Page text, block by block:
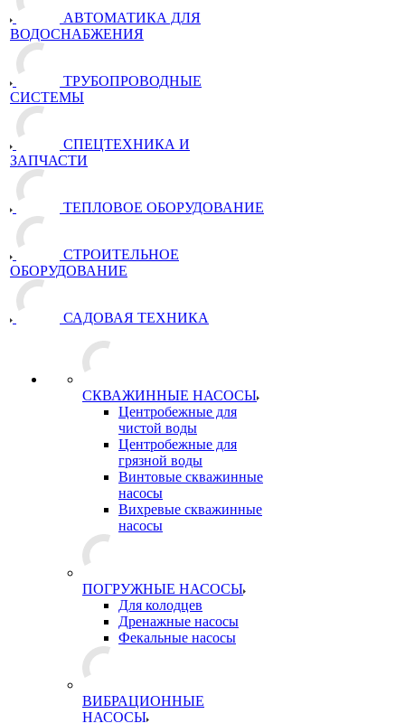
АВТОМАТИКА ДЛЯ
ВОДОСНАБЖЕНИЯ
ТРУБОПРОВОДНЫЕ
СИСТЕМЫ
СПЕЦТЕХНИКА И
ЗАПЧАСТИ
ТЕПЛОВОЕ ОБОРУДОВАНИЕ
СТРОИТЕЛЬНОЕ
ОБОРУДОВАНИЕ
САДОВАЯ ТЕХНИКА
СКВАЖИННЫЕ НАСОСЫ
Центробежные для
чистой воды
Центробежные для
грязной воды
Винтовые скважинные
насосы
Вихревые скважинные
насосы
ПОГРУЖНЫЕ НАСОСЫ
Для колодцев
Дренажные насосы
Фекальные насосы
ВИБРАЦИОННЫЕ
НАСОСЫ